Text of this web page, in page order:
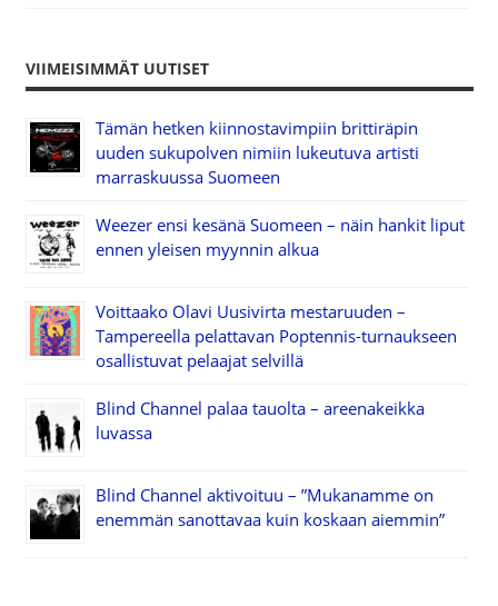
VIIMEISIMMÄT UUTISET
Tämän hetken kiinnostavimpiin brittiräpin
uuden sukupolven nimiin lukeutuva artisti
marraskuussa Suomeen
Weezer ensi kesänä Suomeen – näin hankit liput
ennen yleisen myynnin alkua
Voittaako Olavi Uusivirta mestaruuden –
Tampereella pelattavan Poptennis-turnaukseen
osallistuvat pelaajat selvillä
Blind Channel palaa tauolta – areenakeikka
luvassa
Blind Channel aktivoituu – ”Mukanamme on
enemmän sanottavaa kuin koskaan aiemmin”